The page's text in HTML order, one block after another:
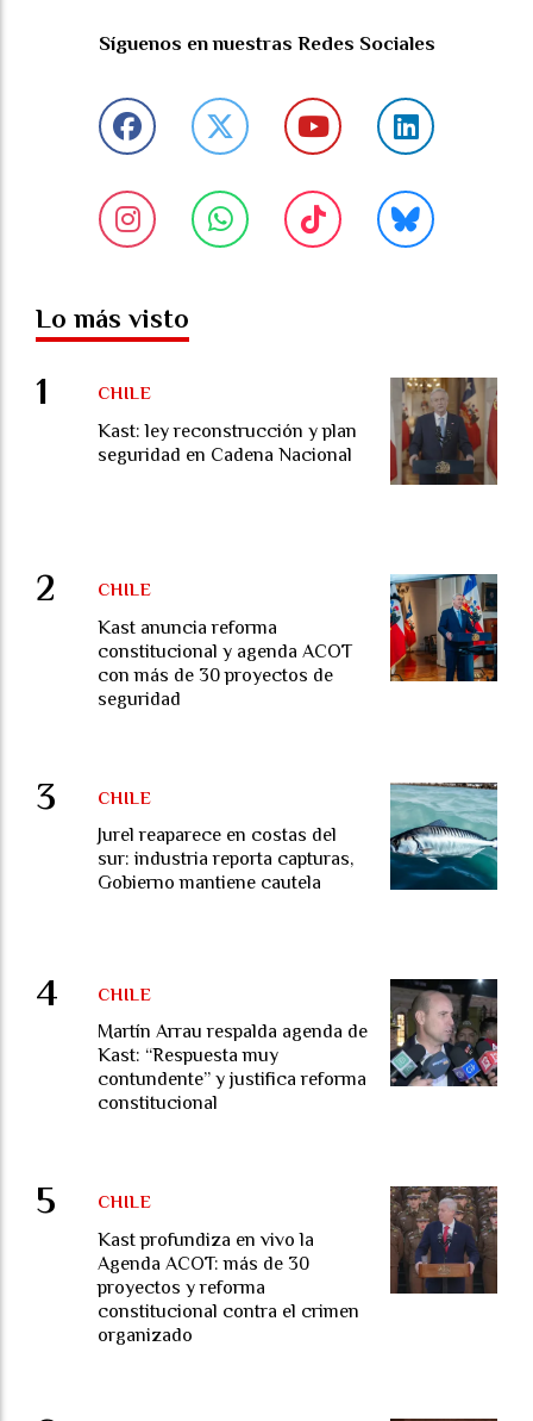
Síguenos en nuestras Redes Sociales
Lo más visto
Kast: ley reconstrucción y plan
seguridad en Cadena Nacional
CHILE
Kast anuncia reforma
constitucional y agenda ACOT
con más de 30 proyectos de
seguridad
CHILE
Jurel reaparece en costas del
sur: industria reporta capturas,
Gobierno mantiene cautela
CHILE
Martín Arrau respalda agenda de
Kast: “Respuesta muy
contundente” y justifica reforma
constitucional
CHILE
Kast profundiza en vivo la
Agenda ACOT: más de 30
proyectos y reforma
constitucional contra el crimen
organizado
CHILE